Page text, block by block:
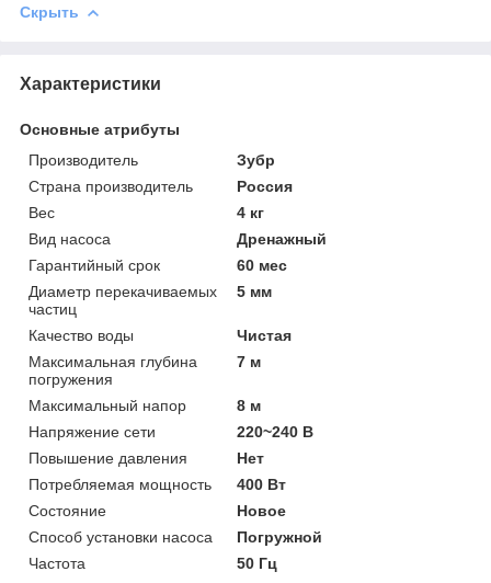
Скрыть
Характеристики
Основные атрибуты
Производитель
Зубр
Страна производитель
Россия
Вес
4 кг
Вид насоса
Дренажный
Гарантийный срок
60 мес
Диаметр перекачиваемых
частиц
5 мм
Качество воды
Чистая
Максимальная глубина
погружения
7 м
Максимальный напор
8 м
Напряжение сети
220~240 В
Повышение давления
Нет
Потребляемая мощность
400 Вт
Состояние
Новое
Способ установки насоса
Погружной
Частота
50 Гц